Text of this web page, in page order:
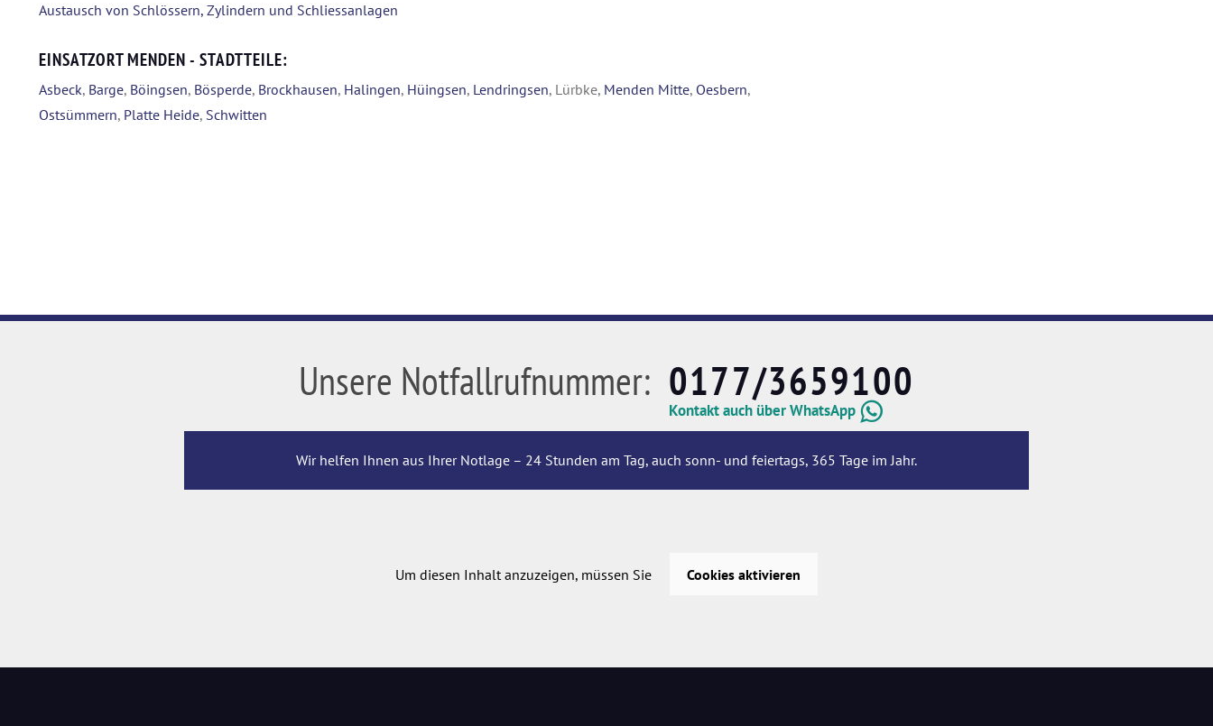
Austausch von Schlössern, Zylindern und Schliessanlagen
EINSATZORT MENDEN - STADTTEILE:
Asbeck, Barge, Böingsen, Bösperde, Brockhausen, Halingen, Hüingsen, Lendringsen, Lürbke, Menden Mitte, Oesbern,
Ostsümmern, Platte Heide, Schwitten
Unsere Notfallrufnummer: 0177/3659100
Kontakt auch über WhatsApp
Wir helfen Ihnen aus Ihrer Notlage – 24 Stunden am Tag, auch sonn- und feiertags, 365 Tage im Jahr.
Um diesen Inhalt anzuzeigen, müssen Sie Cookies aktivieren